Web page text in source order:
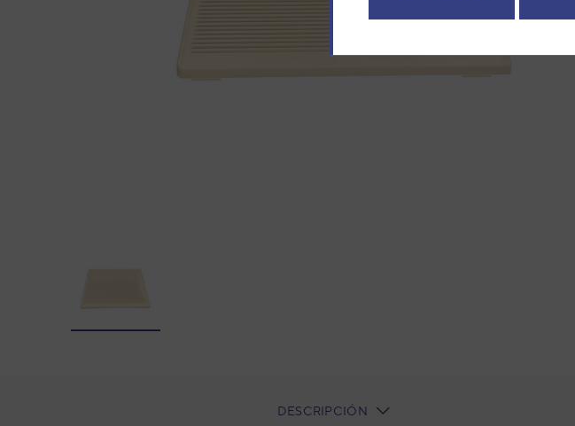
CURRENT
DESCRIPCIÓN